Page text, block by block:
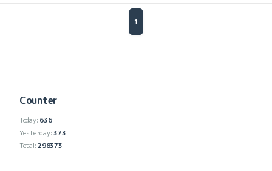
1
Counter
Today: 636
Yesterday:373
Total:298373